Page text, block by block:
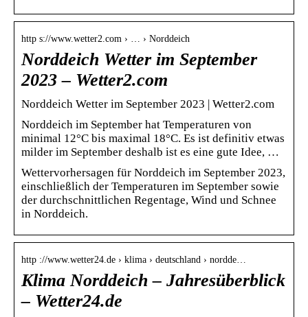
http s://www.wetter2.com › … › Norddeich
Norddeich Wetter im September
2023 – Wetter2.com
Norddeich Wetter im September 2023 | Wetter2.com
Norddeich im September hat Temperaturen von
minimal 12°C bis maximal 18°C. Es ist definitiv etwas
milder im September deshalb ist es eine gute Idee, …
Wettervorhersagen für Norddeich im September 2023,
einschließlich der Temperaturen im September sowie
der durchschnittlichen Regentage, Wind und Schnee
in Norddeich.
http ://www.wetter24.de › klima › deutschland › nordde…
Klima Norddeich – Jahresüberblick
– Wetter24.de